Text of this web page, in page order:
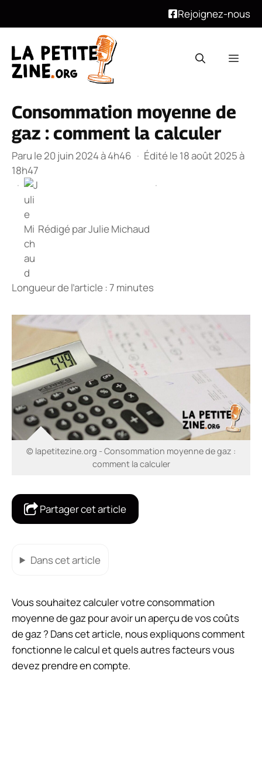
Rejoignez-nous
contenu
Consommation moyenne de
gaz : comment la calculer
Paru le 20 juin 2024 à 4h46 · Édité le 18 août 2025 à
18h47
·
Rédigé parJulie Michaud
·
Longueur de l’article : 7 minutes
© lapetitezine.org - Consommation moyenne de gaz :
comment la calculer
Partager cet article
Dans cet article
Vous souhaitez calculer votre consommation
moyenne de gaz pour avoir un aperçu de vos coûts
de gaz ? Dans cet article, nous expliquons comment
fonctionne le calcul et quels autres facteurs vous
devez prendre en compte.